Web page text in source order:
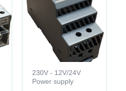
230V - 12V/24V
Power supply